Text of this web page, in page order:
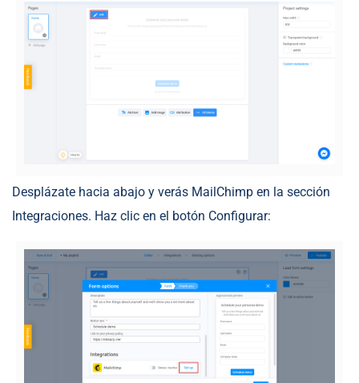
Desplázate hacia abajo y verás MailChimp en la sección
Integraciones. Haz clic en el botón Configurar: